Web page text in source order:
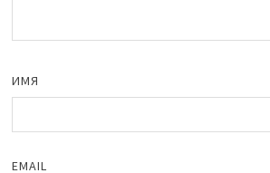
ИМЯ
EMAIL